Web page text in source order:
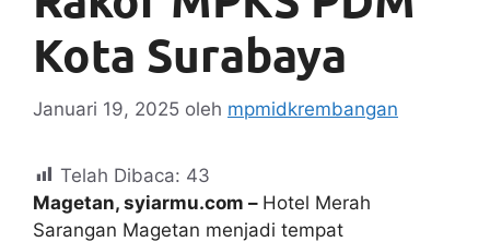
Kota Surabaya
Januari 19, 2025 oleh mpmidkrembangan
Telah Dibaca: 43
Magetan, syiarmu.com – Hotel Merah
Sarangan Magetan menjadi tempat